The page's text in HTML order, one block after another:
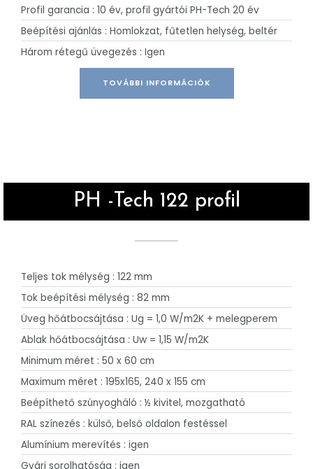
Profil garancia : 10 év, profil gyártói PH-Tech 20 év
Beépítési ajánlás : Homlokzat, fűtetlen helység, beltér
Három rétegű üvegezés : Igen
TOVÁBBI INFORMÁCIÓK
PH -Tech 122 profil
Teljes tok mélység : 122 mm
Tok beépítési mélység : 82 mm
Üveg hőátbocsájtása : Ug = 1,0 W/m2K + melegperem
Ablak hőátbocsájtása : Uw = 1,15 W/m2K
Minimum méret : 50 x 60 cm
Maximum méret : 195x165, 240 x 155 cm
Beépíthető szúnyogháló : ½ kivitel, mozgatható
RAL színezés : külső, belső oldalon festéssel
Alumínium merevítés : igen
Gyári sorolhatóság : igen